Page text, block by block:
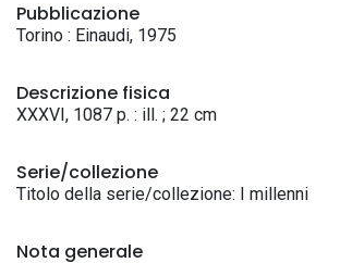
Pubblicazione
Torino : Einaudi, 1975
Descrizione fisica
XXXVI, 1087 p. : ill. ; 22 cm
Serie/collezione
Titolo della serie/collezione: I millenni
Nota generale